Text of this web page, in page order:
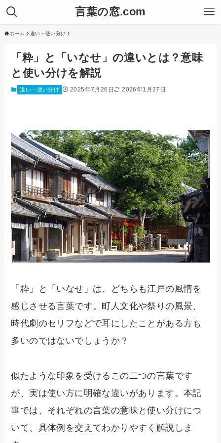
言葉の窓.com
ホーム 違い・使い分け
「粋」と「いなせ」の違いとは？意味
と使い分けを解説
違い・使い分け 2025年7月26日 2026年1月27日
「粋」と「いなせ」は、どちらも江戸の風情を
感じさせる言葉です。町人文化や祭りの風景、
時代劇のセリフなどで耳にしたことがある方も
多いのではないでしょうか？
似たような印象を受けるこの二つの言葉です
が、実は使い方に明確な違いがあります。本記
事では、それぞれの言葉の意味と使い分けにつ
いて、具体例を交えてわかりやすく解説しま